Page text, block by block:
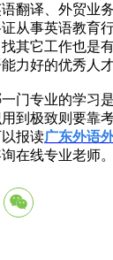
翻译、外贸业
从事英语教育
其它工作也是
力好的优秀人才
专业的学习是
到极致则要靠
报读广东外语
在线专业老师。